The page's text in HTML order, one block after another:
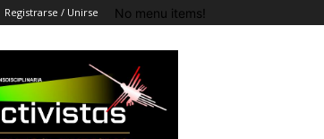
Registrarse / Unirse No menu items!